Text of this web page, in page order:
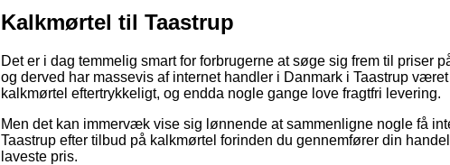
Kalkmørtel til Taastrup
Det er i dag temmelig smart for forbrugerne at søge sig frem til priser
og derved har massevis af internet handler i Danmark i Taastrup
kalkmørtel eftertrykkeligt, og endda nogle gange love fragtfri levering.
Men det kan immervæk vise sig lønnende at sammenligne nogle få
Taastrup efter tilbud på kalkmørtel forinden du gennemfører din
laveste pris.